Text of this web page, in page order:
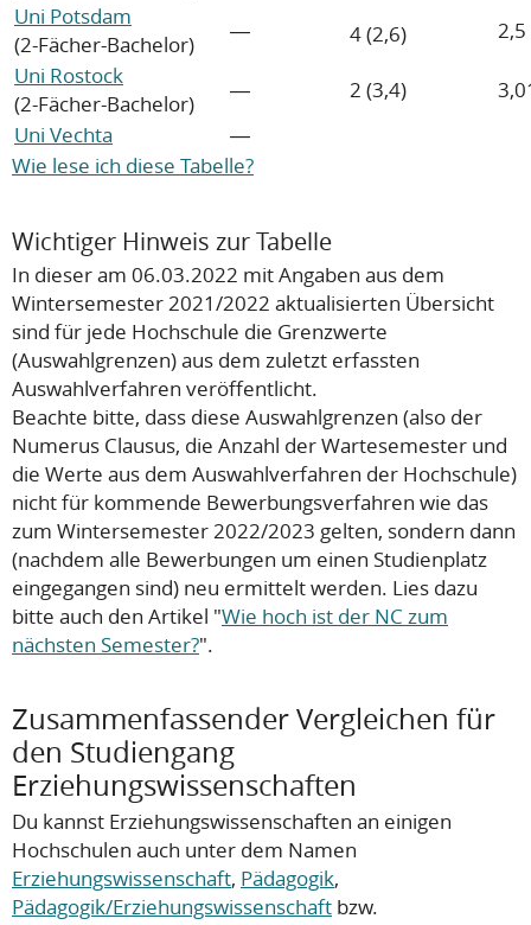
Uni Potsdam
(2-Fächer-Bachelor)
― 4 (2,6)
2,5
Uni Rostock
(2-Fächer-Bachelor)
― 2 (3,4)
Uni Vechta
―
Wie lese ich diese Tabelle?
Wichtiger Hinweis zur Tabelle
In dieser am 06.03.2022 mit Angaben aus dem
Wintersemester 2021/2022 aktualisierten Übersicht
sind für jede Hochschule die Grenzwerte
(Auswahlgrenzen) aus dem zuletzt erfassten
Auswahlverfahren veröffentlicht.
Beachte bitte, dass diese Auswahlgrenzen (also der
Numerus Clausus, die Anzahl der Wartesemester und
die Werte aus dem Auswahlverfahren der Hochschule)
nichtfür kommende Bewerbungsverfahren wie das
zum Wintersemester 2022/2023 gelten, sondern dann
(nachdem alle Bewerbungen um einen Studienplatz
eingegangen sind) neu ermittelt werden. Lies dazu
bitte auch den Artikel "Wie hoch ist der NC zum
nächsten Semester?".
Zusammenfassender Vergleichen für
den Studiengang
Erziehungswissenschaften
Du kannst Erziehungswissenschaften an einigen
Hochschulen auch unter dem Namen
Erziehungswissenschaft, Pädagogik,
Pädagogik/Erziehungswissenschaft bzw.